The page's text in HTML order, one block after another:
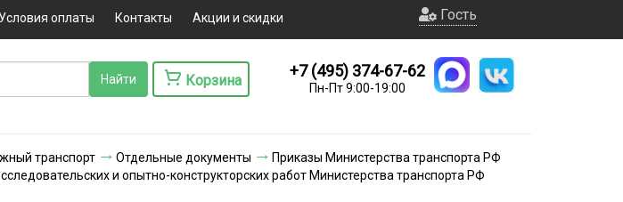
Условия оплаты Контакты Акции и скидки Гость
Корзина
+7 (495) 374-67-62
Пн-Пт 9:00-19:00
транспорт Отдельные документы
Приказы Министерства транспорта РФ
и опытно-конструкторских работ Министерства транспорта РФ